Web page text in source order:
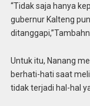
“Tidak saja hanya
gubernur Kalteng
Untuk itu, Nanang
berhati-hati saat
tidak terjadi hal-hal